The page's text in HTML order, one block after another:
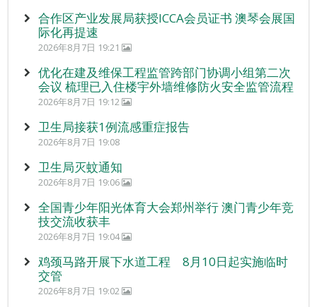
合作区产业发展局获授ICCA会员证书 澳琴会展国
际化再提速
2026年8月7日 19:21
优化在建及维保工程监管跨部门协调小组第二次
会议 梳理已入住楼宇外墙维修防火安全监管流程
2026年8月7日 19:12
卫生局接获1例流感重症报告
2026年8月7日 19:08
卫生局灭蚊通知
2026年8月7日 19:06
全国青少年阳光体育大会郑州举行 澳门青少年竞
技交流收获丰
2026年8月7日 19:04
鸡颈马路开展下水道工程 8月10日起实施临时
交管
2026年8月7日 19:02